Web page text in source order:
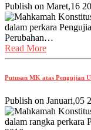
Publish on Maret,16
Mahkamah
dalam perkara
Perubahan…
Read More
Putusan MK atas Pengujian
Publish on Januari,05
Mahkamah
dalam rangka perkara